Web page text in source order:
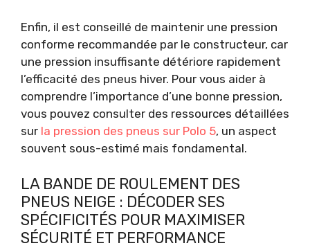
Enfin, il est conseillé de maintenir une pression
conforme recommandée par le constructeur, car
une pression insuffisante détériore rapidement
l’efficacité des pneus hiver. Pour vous aider à
comprendre l’importance d’une bonne pression,
vous pouvez consulter des ressources détaillées
sur la pression des pneus sur Polo 5, un aspect
souvent sous-estimé mais fondamental.
LA BANDE DE ROULEMENT DES
PNEUS NEIGE : DÉCODER SES
SPÉCIFICITÉS POUR MAXIMISER
SÉCURITÉ ET PERFORMANCE